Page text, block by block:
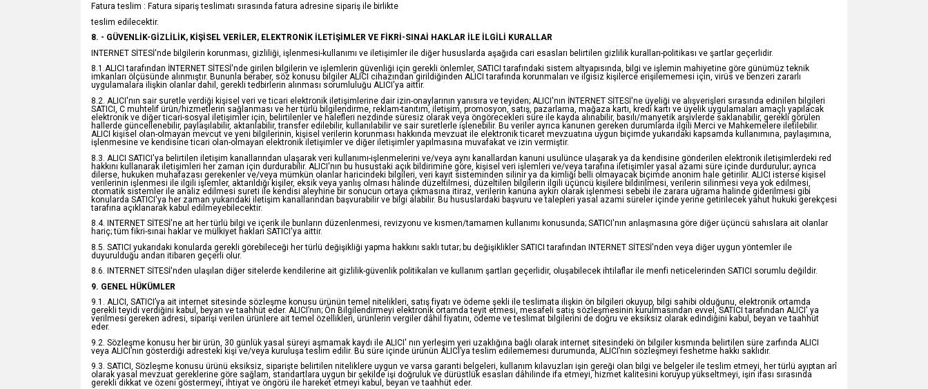
Fatura teslim : Fatura sipariş teslimatı sırasında fatura adresine sipariş ile birlikte
teslim edilecektir.
8. - GÜVENLİK-GİZLİLİK, KİŞİSEL VERİLER, ELEKTRONİK İLETİŞİMLER VE FİKRİ-SINAİ HAKLAR İLE İLGİLİ KURALLAR
INTERNET SİTESİ'nde bilgilerin korunması, gizliliği, işlenmesi-kullanımı ve iletişimler ile diğer hususlarda aşağıda cari esasları belirtilen gizlilik kuralları-politikası ve şartlar geçerlidir.
8.1.ALICI tarafından İNTERNET SİTESİ'nde girilen bilgilerin ve işlemlerin güvenliği için gerekli önlemler, SATICI tarafındaki sistem altyapısında, bilgi ve işlemin mahiyetine göre günümüz teknik
imkanları ölçüsünde alınmıştır. Bununla beraber, söz konusu bilgiler ALICI cihazından girildiğinden ALICI tarafında korunmaları ve ilgisiz kişilerce erişilememesi için, virüs ve benzeri zararlı
uygulamalara ilişkin olanlar dahil, gerekli tedbirlerin alınması sorumluluğu ALICI'ya aittir.
8.2. ALICI'nın sair suretle verdiği kişisel veri ve ticari elektronik iletişimlerine dair izin-onaylarının yanısıra ve teyiden; ALICI'nın İNTERNET SİTESİ'ne üyeliği ve alışverişleri sırasında edinilen bilgileri
SATICI, C muhtelif ürün/hizmetlerin sağlanması ve her türlü bilgilendirme, reklam-tanıtım, iletişim, promosyon, satış, pazarlama, mağaza kartı, kredi kartı ve üyelik uygulamaları amaçlı yapılacak
elektronik ve diğer ticari-sosyal iletişimler için, belirtilenler ve halefleri nezdinde süresiz olarak veya öngörecekleri süre ile kayda alınabilir, basılı/manyetik arşivlerde saklanabilir, gerekli görülen
hallerde güncellenebilir, paylaşılabilir, aktarılabilir, transfer edilebilir, kullanılabilir ve sair suretlerle işlenebilir. Bu veriler ayrıca kanunen gereken durumlarda ilgili Merci ve Mahkemelere iletilebilir.
ALICI kişisel olan-olmayan mevcut ve yeni bilgilerinin, kişisel verilerin korunması hakkında mevzuat ile elektronik ticaret mevzuatına uygun biçimde yukarıdaki kapsamda kullanımına, paylaşımına,
işlenmesine ve kendisine ticari olan-olmayan elektronik iletişimler ve diğer iletişimler yapılmasına muvafakat ve izin vermiştir.
8.3. ALICI SATICI'ya belirtilen iletişim kanallarından ulaşarak veri kullanımı-işlenmelerini ve/veya aynı kanallardan kanuni usulünce ulaşarak ya da kendisine gönderilen elektronik iletişimlerdeki red
hakkını kullanarak iletişimleri her zaman için durdurabilir. ALICI'nın bu husustaki açık bildirimine göre, kişisel veri işlemleri ve/veya tarafına iletişimler yasal azami süre içinde durdurulur; ayrıca
dilerse, hukuken muhafazası gerekenler ve/veya mümkün olanlar haricindeki bilgileri, veri kayıt sisteminden silinir ya da kimliği belli olmayacak biçimde anonim hale getirilir. ALICI isterse kişisel
verilerinin işlenmesi ile ilgili işlemler, aktarıldığı kişiler, eksik veya yanlış olması halinde düzeltilmesi, düzeltilen bilgilerin ilgili üçüncü kişilere bildirilmesi, verilerin silinmesi veya yok edilmesi,
otomatik sistemler ile analiz edilmesi sureti ile kendisi aleyhine bir sonucun ortaya çıkmasına itiraz, verilerin kanuna aykırı olarak işlenmesi sebebi ile zarara uğrama halinde giderilmesi gibi
konularda SATICI'ya her zaman yukarıdaki iletişim kanallarından başvurabilir ve bilgi alabilir. Bu hususlardaki başvuru ve talepleri yasal azami süreler içinde yerine getirilecek yahut hukuki gerekçesi
tarafına açıklanarak kabul edilmeyebilecektir.
8.4. INTERNET SİTESİ'ne ait her türlü bilgi ve içerik ile bunların düzenlenmesi, revizyonu ve kısmen/tamamen kullanımı konusunda; SATICI'nın anlaşmasına göre diğer üçüncü sahıslara ait olanlar
hariç; tüm fikri-sınai haklar ve mülkiyet hakları SATICI'ya aittir.
8.5. SATICI yukarıdaki konularda gerekli görebileceği her türlü değişikliği yapma hakkını saklı tutar; bu değişiklikler SATICI tarafından INTERNET SİTESİ'nden veya diğer uygun yöntemler ile
duyurulduğu andan itibaren geçerli olur.
8.6. INTERNET SİTESİ'nden ulaşılan diğer sitelerde kendilerine ait gizlilik-güvenlik politikaları ve kullanım şartları geçerlidir, oluşabilecek ihtilaflar ile menfi neticelerinden SATICI sorumlu değildir.
9. GENEL HÜKÜMLER
9.1. ALICI, SATICI’ya ait internet sitesinde sözleşme konusu ürünün temel nitelikleri, satış fiyatı ve ödeme şekli ile teslimata ilişkin ön bilgileri okuyup, bilgi sahibi olduğunu, elektronik ortamda
gerekli teyidi verdiğini kabul, beyan ve taahhüt eder. ALICI’nın; Ön Bilgilendirmeyi elektronik ortamda teyit etmesi, mesafeli satış sözleşmesinin kurulmasından evvel, SATICI tarafından ALICI' ya
verilmesi gereken adresi, siparişi verilen ürünlere ait temel özellikleri, ürünlerin vergiler dâhil fiyatını, ödeme ve teslimat bilgilerini de doğru ve eksiksiz olarak edindiğini kabul, beyan ve taahhüt
eder.
9.2. Sözleşme konusu her bir ürün, 30 günlük yasal süreyi aşmamak kaydı ile ALICI' nın yerleşim yeri uzaklığına bağlı olarak internet sitesindeki ön bilgiler kısmında belirtilen süre zarfında ALICI
veya ALICI’nın gösterdiği adresteki kişi ve/veya kuruluşa teslim edilir. Bu süre içinde ürünün ALICI’ya teslim edilememesi durumunda, ALICI’nın sözleşmeyi feshetme hakkı saklıdır.
9.3. SATICI, Sözleşme konusu ürünü eksiksiz, siparişte belirtilen niteliklere uygun ve varsa garanti belgeleri, kullanım kılavuzları işin gereği olan bilgi ve belgeler ile teslim etmeyi, her türlü ayıptan arî
olarak yasal mevzuat gereklerine göre sağlam, standartlara uygun bir şekilde işi doğruluk ve dürüstlük esasları dâhilinde ifa etmeyi, hizmet kalitesini koruyup yükseltmeyi, işin ifası sırasında
gerekli dikkat ve özeni göstermeyi, ihtiyat ve öngörü ile hareket etmeyi kabul, beyan ve taahhüt eder.